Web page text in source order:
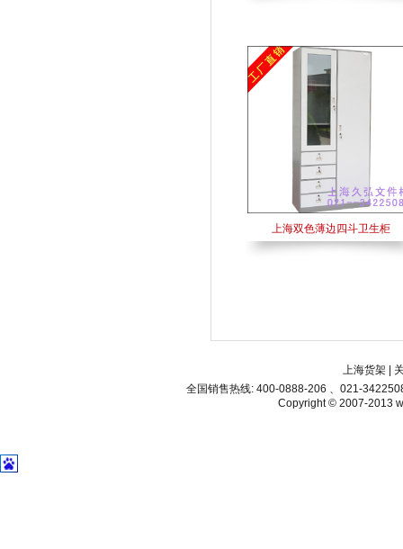
上海双色薄边四斗卫生柜
上海货架|
全国销售热线: 400-0888-206 、021-
Copyright © 2007-2013